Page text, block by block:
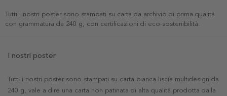
Tutti i nostri poster sono stampati su carta da archivio di prima qualità
con grammatura da 240 g, con certificazioni di eco-sostenibilità.
I nostri poster
Tutti i nostri poster sono stampati su carta bianca liscia multidesign da
240 g, vale a dire una carta non patinata di alta qualità prodotta dalla